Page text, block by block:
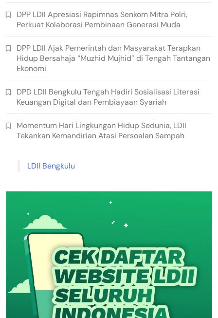
DPP LDII Apresiasi Rapimnas Senkom Mitra Polri,
Perkuat Kolaborasi Pembinaan Generasi Muda
DPP LDII Ajak Pemerintah dan Masyarakat Terapkan
Hidup Bersahaja “Muzhid Mujhid” di Tengah Tantangan
Ekonomi
DPD LDII Bengkulu Tengah Hadiri Sosialisasi Literasi
Keuangan Digital dan Pembiayaan Syariah
Momentum Hari Lingkungan Hidup Sedunia, LDII
Tekankan Kemandirian Atasi Persoalan Sampah
LDII Bengkulu